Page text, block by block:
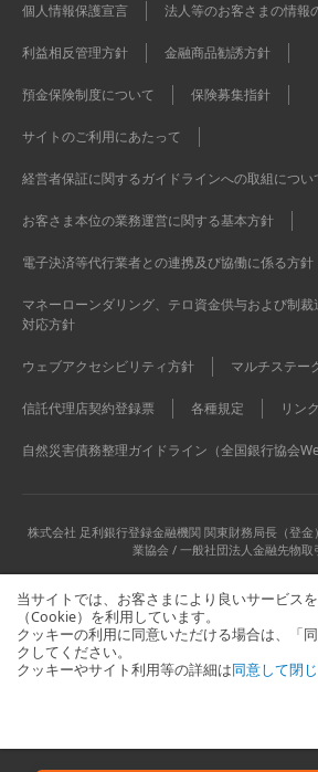
個人情報保護宣言 法人等のお客さまの情報
利益相反管理方針 金融商品勧誘方針
預金保険制度について 保険募集指針
サイトのご利用にあたって
経営者保証に関するガイドラインへの取組につい
お客さま本位の業務運営に関する基本方針
電子決済等代行業者との連携及び協働に係る方針
マネーローンダリング、テロ資金供与および制
対応方針
ウェブアクセシビリティ方針 マルチステー
信託代理店契約登録票 各種規定 リン
自然災害債務整理ガイドライン（全国銀行協会
株式会社 足利銀行登録金融機関 関東財務局長（登
業協会 / 一般社団法人金融先物取
Copyright © The Ashikaga Bank, Ltd. All
当サイトでは、お客さまにより良いサービス
（Cookie）を利用しています。
クッキーの利用に同意いただける場合は、「
クしてください。
クッキーやサイト利用等の詳細は同意して閉